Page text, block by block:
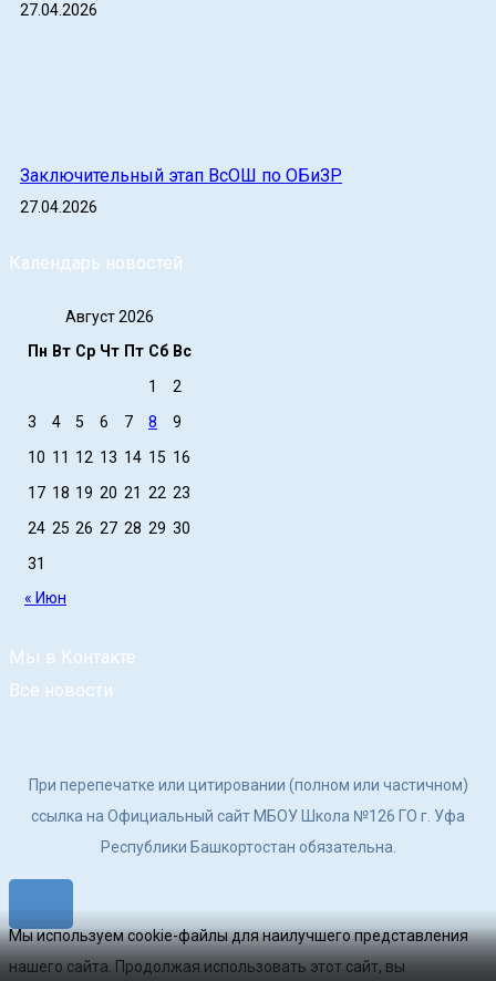
27.04.2026
Заключительный этап ВсОШ по ОБиЗР
27.04.2026
Календарь новостей
Август 2026
Пн Вт Ср Чт Пт Сб Вс
1
2
3
4 5 6 7 8
9
10 11 12 13 14 15 16
17 18 19 20 21 22 23
24 25 26 27 28 29 30
31
« Июн
Мы в Контакте
Все новости
При перепечатке или цитировании (полном или частичном)
ссылка на Официальный сайт МБОУ Школа №126 ГО г. Уфа
Республики Башкортостан обязательна.
Мы используем cookie-файлы для наилучшего представления
нашего сайта. Продолжая использовать этот сайт, вы